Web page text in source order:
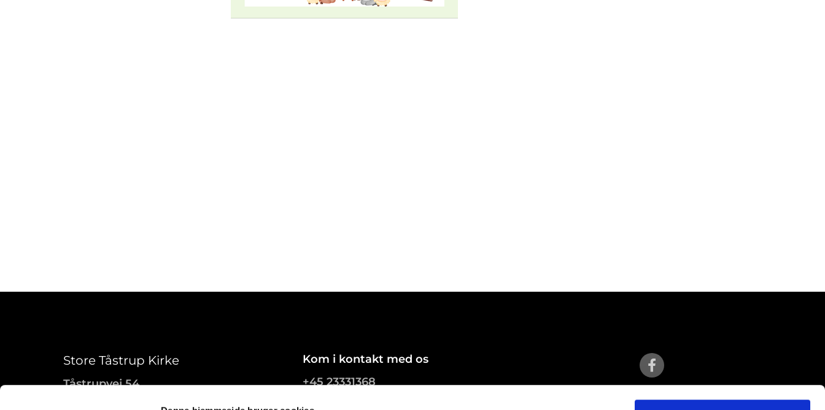
Store Tåstrup Kirke
Tåstrupvej 54
Kom i kontakt med os
+45 23331368
7288@sogn.dk